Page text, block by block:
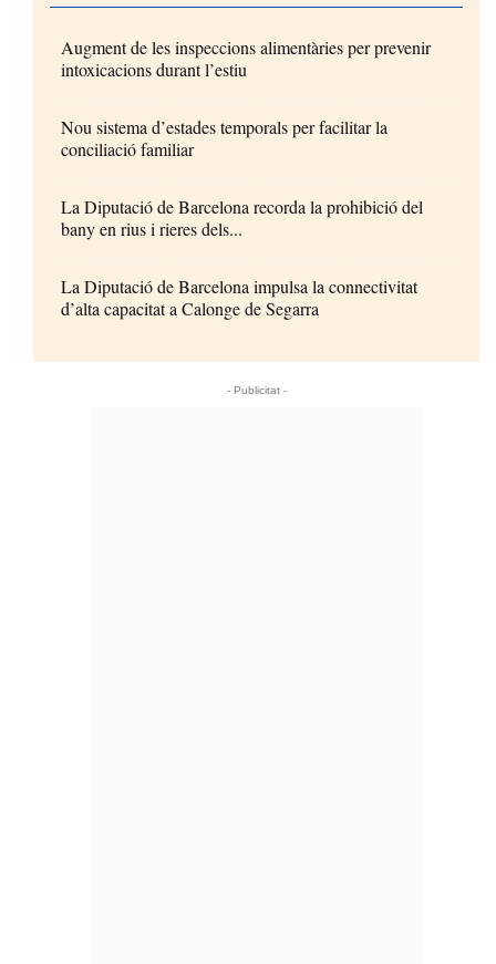
Augment de les inspeccions alimentàries per prevenir
intoxicacions durant l’estiu
Nou sistema d’estades temporals per facilitar la
conciliació familiar
La Diputació de Barcelona recorda la prohibició del
bany en rius i rieres dels...
La Diputació de Barcelona impulsa la connectivitat
d’alta capacitat a Calonge de Segarra
- Publicitat -